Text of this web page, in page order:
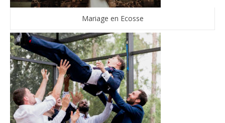
Mariage en Ecosse